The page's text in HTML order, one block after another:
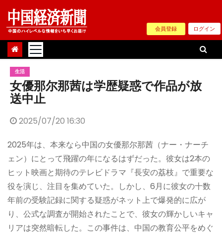
Skip
content
会員登録 ログイン
生活
女優那尔那茜は学歴疑惑で作品が放
送中止
2025/07/20 16:30
2025年は、本来なら中国の女優那尔那茜（ナー・ナーチ
ェン）にとって飛躍の年になるはずだった。彼女は2本の
ヒット映画と期待のテレビドラマ『長安の荔枝』で重要な
役を演じ、注目を集めていた。しかし、6月に彼女の十数
年前の受験記録に関する疑惑がネット上で爆発的に広が
り、公式な調査が開始されたことで、彼女の輝かしいキャ
リアは突然暗転した。この事件は、中国の教育公平をめぐ